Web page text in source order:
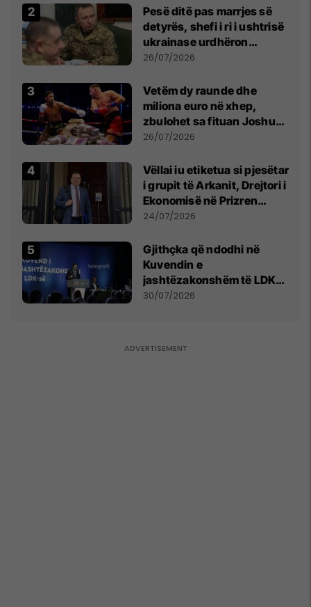
Pesë ditë pas marrjes së
detyrës, shefi i ri i ushtrisë
ukrainase urdhëron
kontroll të madh
26/07/2026
Vetëm dy raunde dhe
miliona euro në xhep,
zbulohet sa fituan Joshua
e Prenga
26/07/2026
Vëllai iu etiketua si pjesëtar
i grupit të Arkanit, Drejtori i
Ekonomisë në Prizren
mohon pretendimet
24/07/2026
Gjithçka që ndodhi në
Kuvendin e
jashtëzakonshëm të LDK-
së
30/07/2026